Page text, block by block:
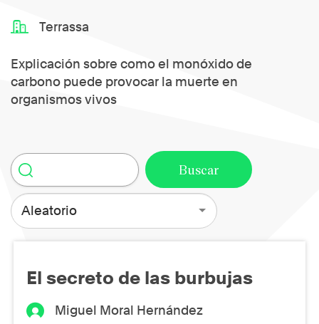
Terrassa
Explicación sobre como el monóxido de
carbono puede provocar la muerte en
organismos vivos
Aleatorio
El secreto de las burbujas
Miguel Moral Hernández